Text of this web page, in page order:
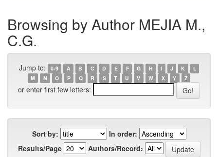
Browsing by Author MEJIA M.,
C.G.
Jump to: 0-9 A B C D E F G H I J K
L
M
N O P Q R S T U V W X Y Z
or enter first few letters:
Sort by:
In order:
Results/Page
Authors/Record: